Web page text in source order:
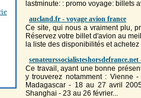
lastminute: : promo voyage: billets
aucland.fr - voyage avion france
Ce site, qui nous a vraiment plu,
Réservez votre billet d'avion au
la liste des disponibilités et
Ce travail, ayant une bonne
y trouverez notamment :
Madagascar - 18 au 27 avril
Shanghai - 23 au 26 février...